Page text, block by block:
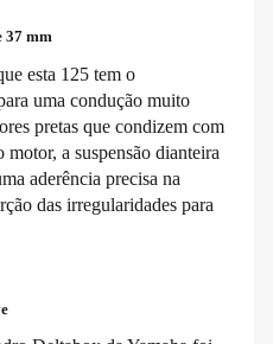
37 mm
esta 125 tem o
uma condução muito
pretas que condizem com
a suspensão dianteira
aderência precisa na
das irregularidades para